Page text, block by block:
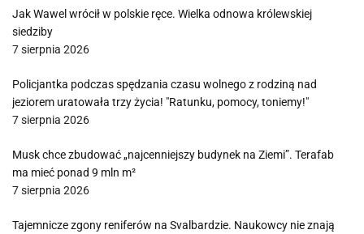
Jak Wawel wrócił w polskie ręce. Wielka odnowa królewskiej
siedziby
7 sierpnia 2026
Policjantka podczas spędzania czasu wolnego z rodziną nad
jeziorem uratowała trzy życia! "Ratunku, pomocy, toniemy!"
7 sierpnia 2026
Musk chce zbudować „najcenniejszy budynek na Ziemi”. Terafab
ma mieć ponad 9 mln m²
7 sierpnia 2026
Tajemnicze zgony reniferów na Svalbardzie. Naukowcy nie znają